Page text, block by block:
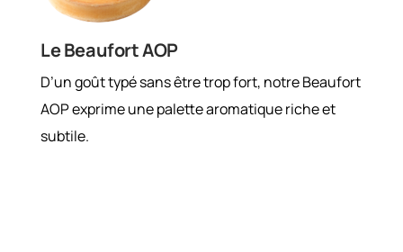
Le Beaufort AOP
D’un goût typé sans être trop fort, notre Beaufort
AOP exprime une palette aromatique riche et
subtile.